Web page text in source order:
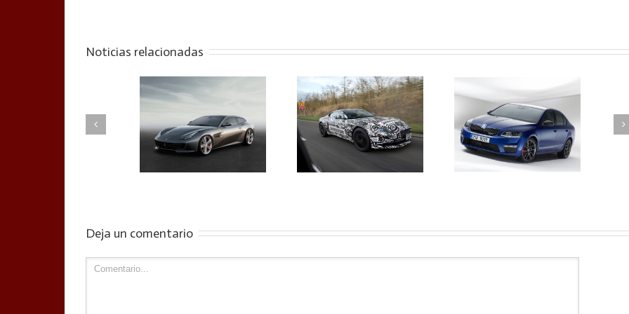
Noticias relacionadas
Ferrari GTC4Lusso,
Aston Martin DB11, debut
oficial en el Salón de
Nuevo Skoda Octavia RS
2013 Nissan Micra
presentado oficialmente
Deja un comentario